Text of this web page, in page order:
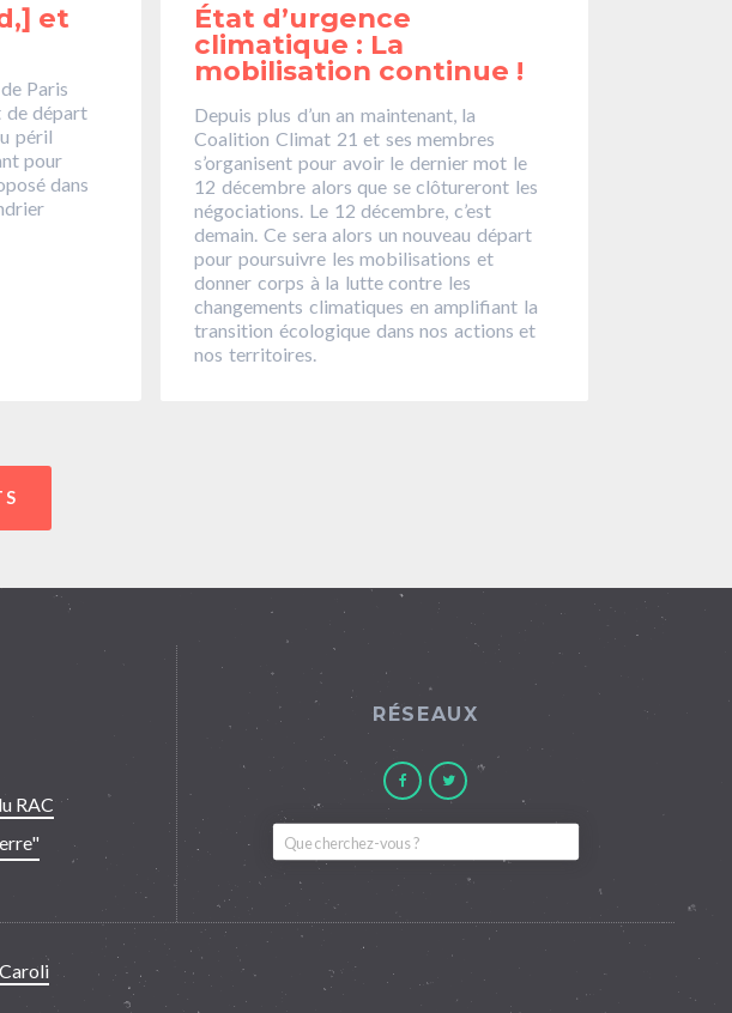
et
Paris
de départ
péril
pour
dans
État d’urgence
climatique : La
mobilisation continue !
Depuis plus d’un an maintenant, la
Coalition Climat 21 et ses membres
s’organisent pour avoir le dernier mot le
12 décembre alors que se clôtureront les
négociations. Le 12 décembre, c’est
demain. Ce sera alors un nouveau départ
pour poursuivre les mobilisations et
donner corps à la lutte contre les
changements climatiques en amplifiant la
transition écologique dans nos actions et
nos territoires.
RAC
RÉSEAUX